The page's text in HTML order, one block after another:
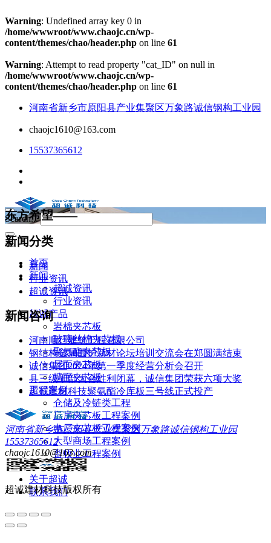
Warning: Undefined array key 0 in
/home/wwwroot/www.chaojc.cn/wp-
content/themes/chao/header.php on line 61
Warning: Attempt to read property "cat_ID" on null in
/home/wwwroot/www.chaojc.cn/wp-
content/themes/chao/header.php on line 61
河南省新乡市原阳县产业集聚区万象路诚信钢构工业园
chaojc1610@163.com
15537365612
Search...
首页
新闻
超诚资讯
行业资讯
超诚产品
岩棉夹芯板
玻璃丝棉夹芯板
聚氨酯夹芯板
屋面夹芯板
墙面夹芯板
工程案例
仓储及冷链类工程
厂房夹芯板工程案例
电厂夹芯板工程案例
大型商场工程案例
畜牧业工程案例
荣誉&资质
关于超诚
联系我们
东方希望——
新闻分类
新闻
行业资讯
超诚资讯
新闻咨询
河南顺行建筑工程有限公司
钢结构金属围护新材论坛培训交流会在郑圆满结束
诚信集团2024年第一季度经营分析会召开
县三级干部大会胜利闭幕，诚信集团荣获六项大奖
超诚建材科技聚氨酯冷库板三号线正式投产
河南省新乡市原阳县产业集聚区万象路诚信钢构工业园
15537365612
chaojc1610@163.com
超诚建材科技版权所有